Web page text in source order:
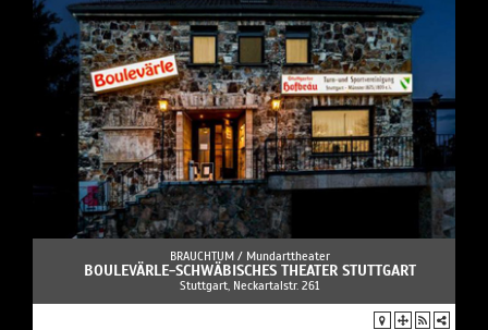
BRAUCHTUM / Mundarttheater
BOULEVÄRLE-SCHWÄBISCHES THEATER STUTTGART
Stuttgart, Neckartalstr. 261